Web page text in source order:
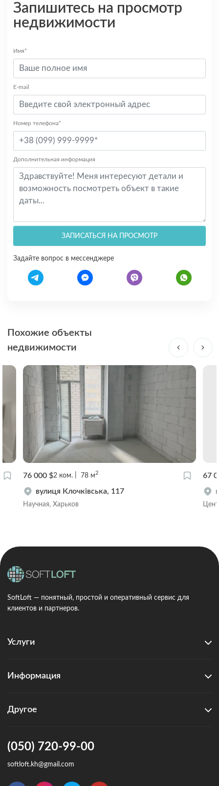
Запишитесь на просмотр
недвижимости
Имя*
E-mail
Номер телефона*
Дополнительная информация
ЗАПИСАТЬСЯ НА ПРОСМОТР
Задайте вопрос в мессенджере
Похожие объекты
недвижимости
76 000 $2 ком. 78 м2
вулиця Клочківська, 117
Научная, Харьков
67
SoftLoft — понятный, простой и оперативный сервис для
клиентов и партнеров.
Услуги
Информация
Другое
(050) 720-99-00
softloft.kh@gmail.com